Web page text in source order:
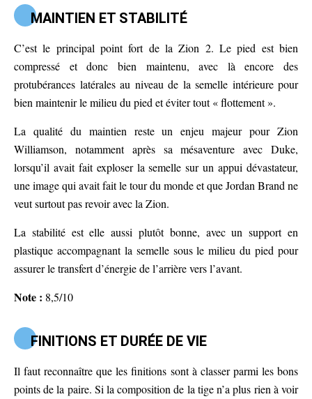
MAINTIEN ET STABILITÉ
C’est le principal point fort de la Zion 2. Le pied est bien
compressé et donc bien maintenu, avec là encore des
protubérances latérales au niveau de la semelle intérieure pour
bien maintenir le milieu du pied et éviter tout « flottement ».
La qualité du maintien reste un enjeu majeur pour Zion
Williamson, notamment après sa mésaventure avec Duke,
lorsqu’il avait fait exploser la semelle sur un appui dévastateur,
une image qui avait fait le tour du monde et que Jordan Brand ne
veut surtout pas revoir avec la Zion.
La stabilité est elle aussi plutôt bonne, avec un support en
plastique accompagnant la semelle sous le milieu du pied pour
assurer le transfert d’énergie de l’arrière vers l’avant.
Note : 8,5/10
FINITIONS ET DURÉE DE VIE
Il faut reconnaître que les finitions sont à classer parmi les bons
points de la paire. Si la composition de la tige n’a plus rien à voir